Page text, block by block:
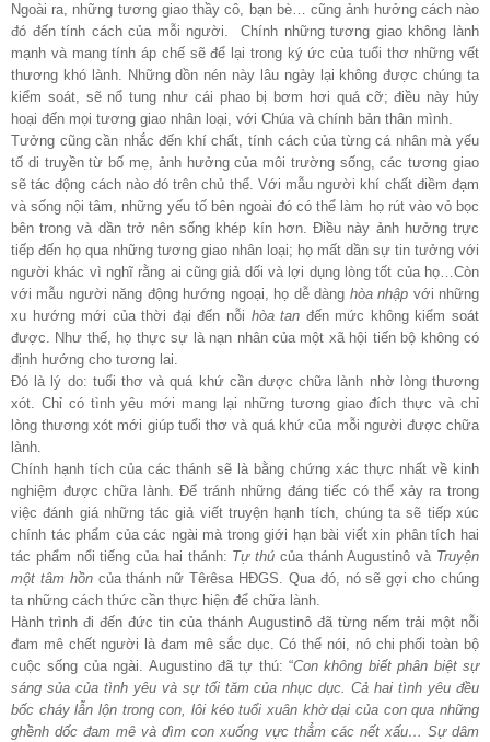
Ngoài ra, những tương giao thầy cô, bạn bè… cũng ảnh hưởng cách nào
đó đến tính cách của mỗi người. Chính những tương giao không lành
mạnh và mang tính áp chế sẽ để lại trong ký ức của tuổi thơ những vết
thương khó lành. Những dồn nén này lâu ngày lại không được chúng ta
kiểm soát, sẽ nổ tung như cái phao bị bơm hơi quá cỡ; điều này hủy
hoại đến mọi tương giao nhân loại, với Chúa và chính bản thân mình.
Tưởng cũng cần nhắc đến khí chất, tính cách của từng cá nhân mà yếu
tố di truyền từ bố mẹ, ảnh hưởng của môi trường sống, các tương giao
sẽ tác động cách nào đó trên chủ thể. Với mẫu người khí chất điềm đạm
và sống nội tâm, những yếu tố bên ngoài đó có thể làm họ rút vào vỏ bọc
bên trong và dần trở nên sống khép kín hơn. Điều này ảnh hưởng trực
tiếp đến họ qua những tương giao nhân loại; họ mất dần sự tin tưởng với
người khác vì nghĩ rằng ai cũng giả dối và lợi dụng lòng tốt của họ…Còn
với mẫu người năng động hướng ngoại, họ dễ dàng hòa nhập với những
xu hướng mới của thời đại đến nỗi hòa tan đến mức không kiểm soát
được. Như thế, họ thực sự là nạn nhân của một xã hội tiến bộ không có
định hướng cho tương lai.
Đó là lý do: tuổi thơ và quá khứ cần được chữa lành nhờ lòng thương
xót. Chỉ có tình yêu mới mang lại những tương giao đích thực và chỉ
lòng thương xót mới giúp tuổi thơ và quá khứ của mỗi người được chữa
lành.
Chính hạnh tích của các thánh sẽ là bằng chứng xác thực nhất về kinh
nghiệm được chữa lành. Để tránh những đáng tiếc có thể xảy ra trong
việc đánh giá những tác giả viết truyện hạnh tích, chúng ta sẽ tiếp xúc
chính tác phẩm của các ngài mà trong giới hạn bài viết xin phân tích hai
tác phẩm nổi tiếng của hai thánh: Tự thú của thánh Augustinô và Truyện
một tâm hồn của thánh nữ Têrêsa HĐGS. Qua đó, nó sẽ gợi cho chúng
ta những cách thức cần thực hiện để chữa lành.
Hành trình đi đến đức tin của thánh Augustinô đã từng nếm trải một nỗi
đam mê chết người là đam mê sắc dục. Có thể nói, nó chi phối toàn bộ
cuộc sống của ngài. Augustino đã tự thú: “Con không biết phân biệt sự
sáng sủa của tình yêu và sự tối tăm của nhục dục. Cả hai tình yêu đều
bốc cháy lẫn lộn trong con, lôi kéo tuổi xuân khờ dại của con qua những
ghềnh dốc đam mê và dìm con xuống vực thẳm các nết xấu… Sự dâm